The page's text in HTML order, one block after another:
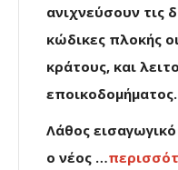
ανιχνεύσουν τις
κώδικες πλοκής
κράτους, και
εποικοδομήματος.
Λάθος
ο νέος …